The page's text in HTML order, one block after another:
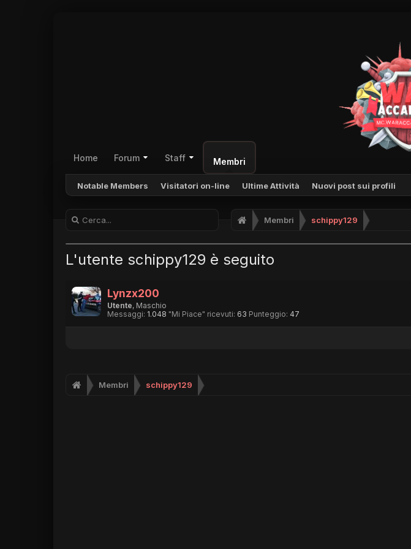
Home Forum Staff Membri
Notable Members Visitatori on-line Ultime Attività Nuovi post sui profili
Membri schippy129
L'utente schippy129 è seguito
Lynzx200
Utente, Maschio
Messaggi: 1.048 "Mi Piace" ricevuti: 63 Punteggio: 47
Membri schippy129